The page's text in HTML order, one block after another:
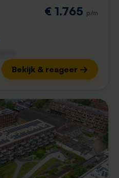
€ 1.765 p/m
Bekijk & reageer →